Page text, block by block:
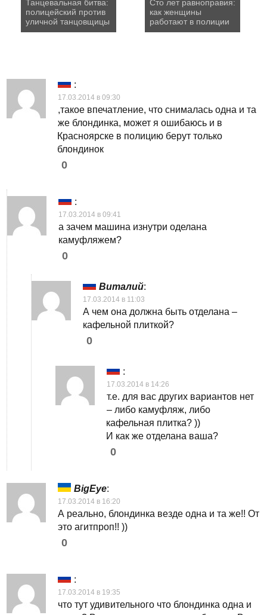
Танцевальная битва:
полицейский против
уличной танцовщицы
Сто лет равноправия:
как женщины
работают в полиции
:
17.03.2014 в 09:30
,такое впечатление, что снималась одна и та
же блондинка, может я ошибаюсь и в
Красноярске в полицию берут только
блондинок
0
:
17.03.2014 в 09:41
а зачем машина изнутри оделана
камуфляжем?
0
Виталий:
17.03.2014 в 11:03
А чем она должна быть отделана –
кафельной плиткой?
0
:
17.03.2014 в 14:26
т.е. для вас других вариантов нет
– либо камуфляж, либо
кафельная плитка? ))
И как же отделана ваша?
0
BigEye:
17.03.2014 в 16:20
А реально, блондинка везде одна и та же!! От
это агитпроп!! ))
0
:
17.03.2014 в 19:35
что тут удивительного что блондинка одна и